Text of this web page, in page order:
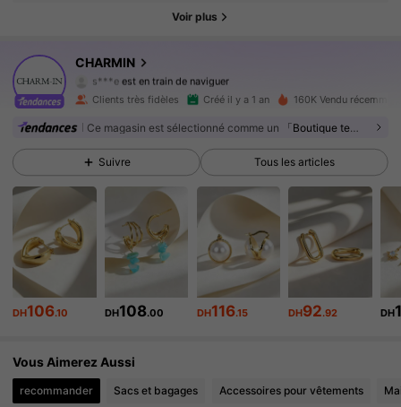
Voir plus
CHARMIN
s***eest en train de naviguer
4.92
32K Suiveurs
4.92 32K Suiveurs
32K Suiveurs
32K Suiveurs
4.92 32K Suiveurs
32K Suiveurs
Clients très fidèles Créé il y a 1 an 160K Vendu récemment
Ce magasin est sélectionné comme un 「Boutique tendance」
Suivre Tous les articles
DH106.10 DH108.00 DH116.15 DH92.92 DH
Vous Aimerez Aussi
recommander Sacs et bagages Accessoires pour vêtements